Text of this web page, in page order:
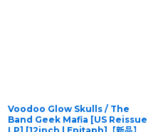
Voodoo Glow Skulls / The
Band Geek Mafia [US Reissue